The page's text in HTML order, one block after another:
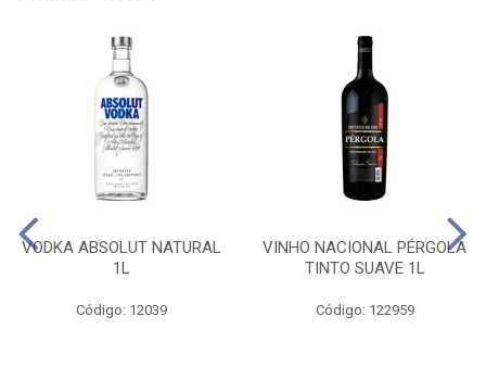
VODKA ABSOLUT NATURAL
1L
Código: 12039
VINHO NACIONAL PÉRGOLA
TINTO SUAVE 1L
Código: 122959